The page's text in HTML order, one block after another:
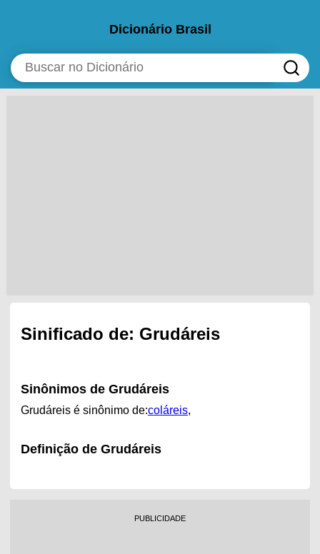
Dicionário Brasil
Sinificado de: Grudáreis
Sinônimos de Grudáreis
Grudáreis é sinônimo de:coláreis,
Definição de Grudáreis
PUBLICIDADE